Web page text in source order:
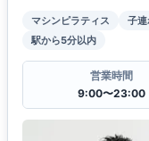
マシンピラティス 子
駅から5分以内
営業時間
9:00〜23:00